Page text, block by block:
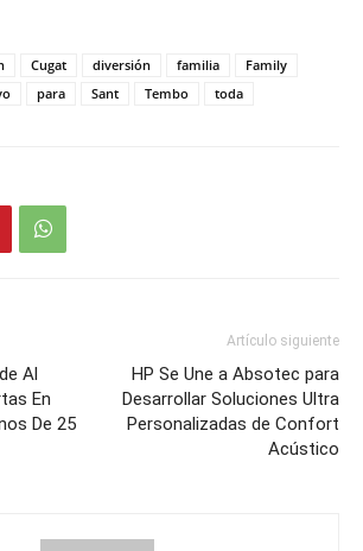
Cugat diversión familia
Family
para Sant Tembo toda
Al
En
De 25
Artículo siguiente
HP Se Une a Absotec para
Desarrollar Soluciones Ultra
Personalizadas de Confort
Acústico